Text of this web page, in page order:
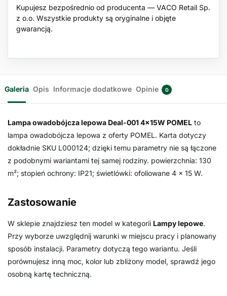
Kupujesz bezpośrednio od producenta — VACO Retail Sp.
z o.o. Wszystkie produkty są oryginalne i objęte
gwarancją.
Galeria Opis Informacje dodatkowe Opinie 0
Lampa owadobójcza lepowa Deal-001 4x15W POMEL to
lampa owadobójcza lepowa z oferty POMEL. Karta dotyczy
dokładnie SKU L000124; dzięki temu parametry nie są łączone
z podobnymi wariantami tej samej rodziny. powierzchnia: 130
m²; stopień ochrony: IP21; świetlówki: ofoliowane 4 × 15 W.
Zastosowanie
W sklepie znajdziesz ten model w kategorii Lampy lepowe.
Przy wyborze uwzględnij warunki w miejscu pracy i planowany
sposób instalacji. Parametry dotyczą tego wariantu. Jeśli
porównujesz inną moc, kolor lub zbliżony model, sprawdź jego
osobną kartę techniczną.